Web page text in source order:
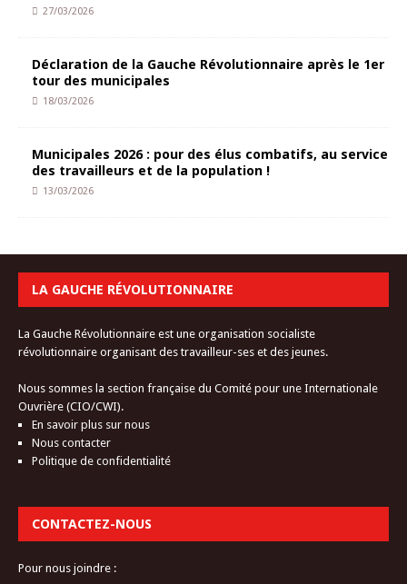
27/03/2026
Déclaration de la Gauche Révolutionnaire après le 1er
tour des municipales
18/03/2026
Municipales 2026 : pour des élus combatifs, au service
des travailleurs et de la population !
13/03/2026
LA GAUCHE RÉVOLUTIONNAIRE
La Gauche Révolutionnaire est une organisation socialiste
révolutionnaire organisant des travailleur-ses et des jeunes.
Nous sommes la section française du Comité pour une Internationale
Ouvrière (CIO/CWI).
En savoir plus sur nous
Nous contacter
Politique de confidentialité
CONTACTEZ-NOUS
Pour nous joindre :